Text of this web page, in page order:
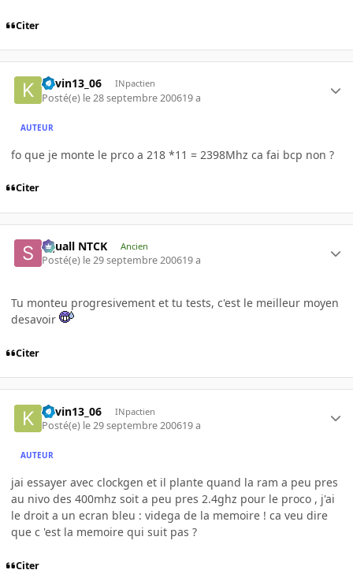
Citer
kevin13_06 INpactien
Posté(e) le 28 septembre 200619 a
AUTEUR
fo que je monte le prco a 218 *11 = 2398Mhz ca fai bcp non ?
Citer
Squall NTCK Ancien
Posté(e) le 29 septembre 200619 a
Tu monteu progresivement et tu tests, c'est le meilleur moyen
desavoir
Citer
kevin13_06 INpactien
Posté(e) le 29 septembre 200619 a
AUTEUR
jai essayer avec clockgen et il plante quand la ram a peu pres
au nivo des 400mhz soit a peu pres 2.4ghz pour le proco , j'ai
le droit a un ecran bleu : videga de la memoire ! ca veu dire
que c 'est la memoire qui suit pas ?
Citer